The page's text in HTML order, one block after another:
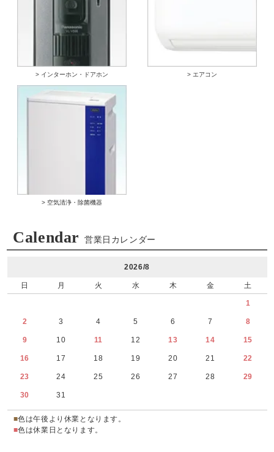
> インターホン・ドアホン > エアコン
> 空気清浄・除菌機器
Calendar 営業日カレンダー
2026/8
日 月 火 水 木 金 土
1
2 3 4 5 6 7 8
9 10 11 12 13 14 15
16 17 18 19 20 21 22
23 24 25 26 27 28 29
30 31
■色は午後より休業となります。
■色は休業日となります。